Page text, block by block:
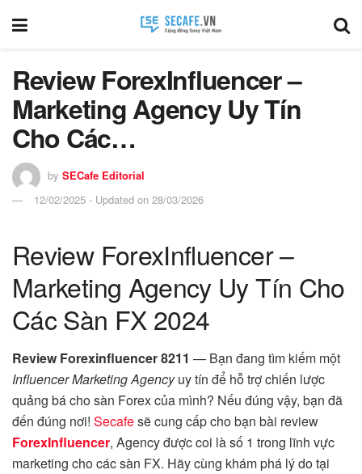
Review ForexInfluencer –
Marketing Agency Uy Tín
Cho Các…
by SECafe Editorial
12/02/2025 - Updated on 28/03/2026
Review ForexInfluencer –
Marketing Agency Uy Tín Cho
Các Sàn FX 2024
Review Forexinfluencer 8211 — Bạn đang tìm kiếm một
Influencer Marketing Agencyuy tín để hỗ trợ chiến lược
quảng bá cho sàn Forex của mình? Nếu đúng vậy, bạn đã
đến đúng nơi! Secafesẽ cung cấp cho bạn bài review
ForexInfluencer, Agency được coi là số 1 trong lĩnh vực
marketing cho các sàn FX. Hãy cùng khám phá lý do tại